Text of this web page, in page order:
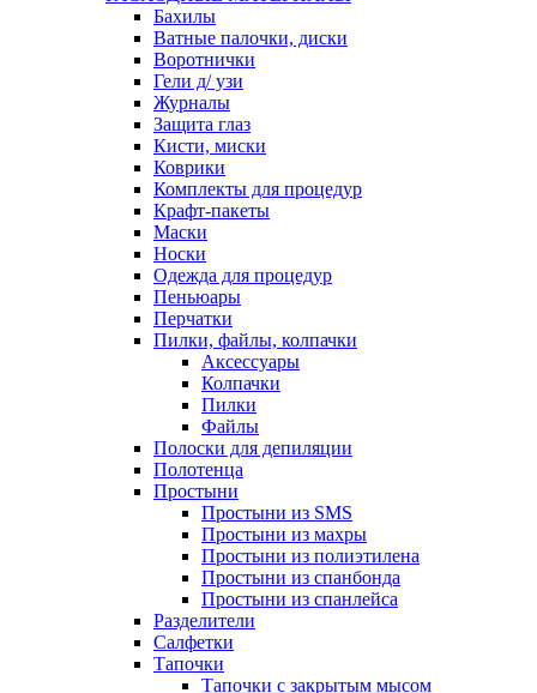
Бахилы
Ватные палочки, диски
Воротнички
Гели д/ узи
Журналы
Защита глаз
Кисти, миски
Коврики
Комплекты для процедур
Крафт-пакеты
Маски
Носки
Одежда для процедур
Пеньюары
Перчатки
Пилки, файлы, колпачки
Аксессуары
Колпачки
Пилки
Файлы
Полоски для депиляции
Полотенца
Простыни
Простыни из SMS
Простыни из махры
Простыни из полиэтилена
Простыни из спанбонда
Простыни из спанлейса
Разделители
Салфетки
Тапочки
Тапочки с закрытым мысом